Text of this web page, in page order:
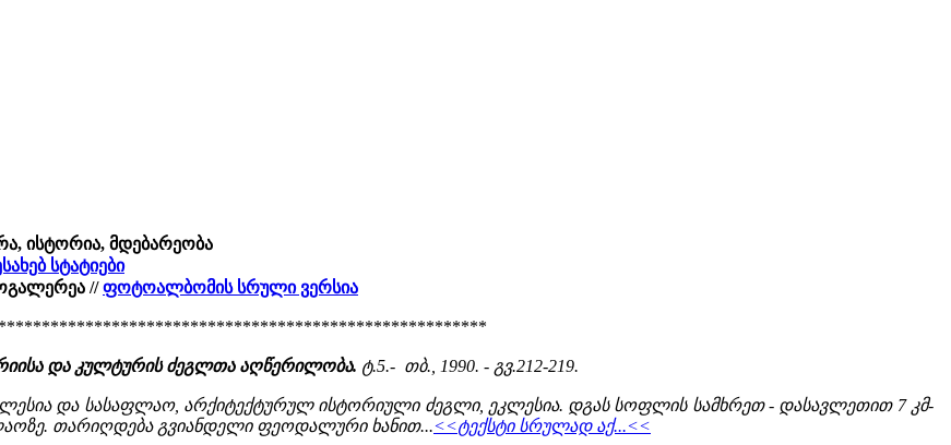
ისტორია, მდებარეობა
სტატიები
// ფოტოალბომის სრული ვერსია
და კულტურის ძეგლთა აღწერილობა. ტ.5.- თბ., 1990. - გვ.212-219.
და სასაფლაო, არქიტექტურულ ისტორიული ძეგლი, ეკლესია. დგას სოფლის სამხრეთ - დასავლეთით 7 კმ-
თარიღდება გვიანდელი ფეოდალური ხანით...<<ტექსტი სრულად აქ...<<